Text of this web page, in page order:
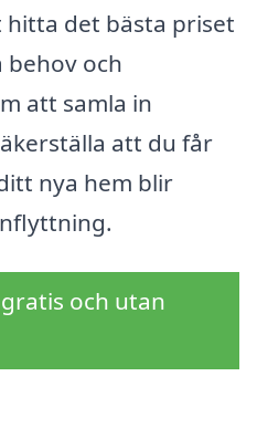
det bästa priset
behov och
att samla in
att du får
nya hem blir
och utan